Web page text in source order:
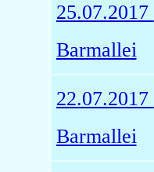
25.07.2017
Barmallei
22.07.2017
Barmallei